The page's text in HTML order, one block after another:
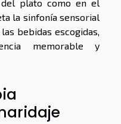
plato como en el
la sinfonía sensorial
bebidas escogidas,
memorable y